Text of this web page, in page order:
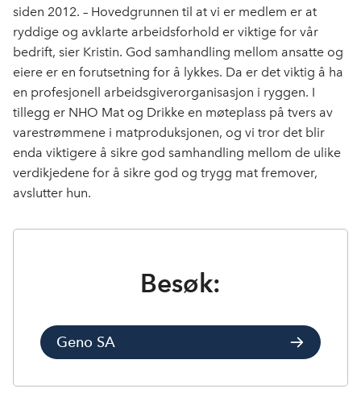
siden 2012. – Hovedgrunnen til at vi er medlem er at
ryddige og avklarte arbeidsforhold er viktige for vår
bedrift, sier Kristin. God samhandling mellom ansatte og
eiere er en forutsetning for å lykkes. Da er det viktig å ha
en profesjonell arbeidsgiverorganisasjon i ryggen. I
tillegg er NHO Mat og Drikke en møteplass på tvers av
varestrømmene i matproduksjonen, og vi tror det blir
enda viktigere å sikre god samhandling mellom de ulike
verdikjedene for å sikre god og trygg mat fremover,
avslutter hun.
Besøk:
Geno SA